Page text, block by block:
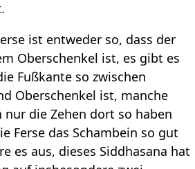
ist entweder so, dass der
Oberschenkel ist, es gibt es
Fußkante so zwischen
Oberschenkel ist, manche
die Zehen dort so haben
Ferse das Schambein so gut
es aus, dieses Siddhasana hat